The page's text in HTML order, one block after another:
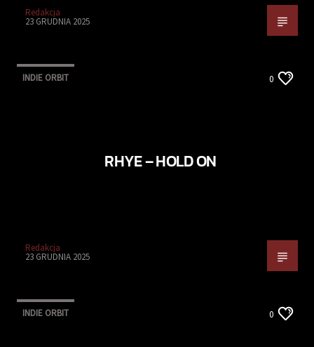
Redakcja
23 GRUDNIA 2025
INDIE ORBIT 0
RHYE – HOLD ON
Redakcja
23 GRUDNIA 2025
INDIE ORBIT 0